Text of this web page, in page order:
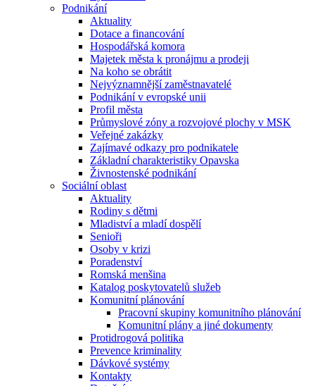
Podnikání
Aktuality
Dotace a financování
Hospodářská komora
Majetek města k pronájmu a prodeji
Na koho se obrátit
Nejvýznamnější zaměstnavatelé
Podnikání v evropské unii
Profil města
Průmyslové zóny a rozvojové plochy v MSK
Veřejné zakázky
Zajímavé odkazy pro podnikatele
Základní charakteristiky Opavska
Živnostenské podnikání
Sociální oblast
Aktuality
Rodiny s dětmi
Mladiství a mladí dospělí
Senioři
Osoby v krizi
Poradenství
Romská menšina
Katalog poskytovatelů služeb
Komunitní plánování
Pracovní skupiny komunitního plánování
Komunitní plány a jiné dokumenty
Protidrogová politika
Prevence kriminality
Dávkové systémy
Kontakty